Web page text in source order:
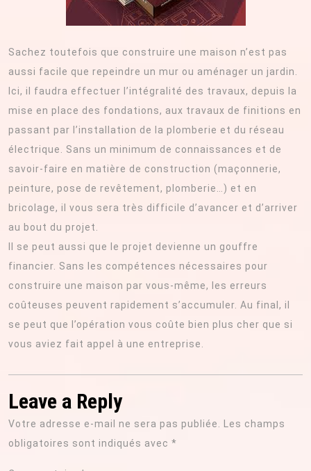
Sachez toutefois que construire une maison n’est pas
aussi facile que repeindre un mur ou aménager un jardin.
Ici, il faudra effectuer l’intégralité des travaux, depuis la
mise en place des fondations, aux travaux de finitions en
passant par l’installation de la plomberie et du réseau
électrique. Sans un minimum de connaissances et de
savoir-faire en matière de construction (maçonnerie,
peinture, pose de revêtement, plomberie…) et en
bricolage, il vous sera très difficile d’avancer et d’arriver
au bout du projet.
Il se peut aussi que le projet devienne un gouffre
financier. Sans les compétences nécessaires pour
construire une maison par vous-même, les erreurs
coûteuses peuvent rapidement s’accumuler. Au final, il
se peut que l’opération vous coûte bien plus cher que si
vous aviez fait appel à une entreprise.
Leave a Reply
Votre adresse e-mail ne sera pas publiée.
Les champs
obligatoires sont indiqués avec *